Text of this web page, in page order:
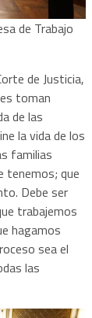
de Trabajo
de Justicia,
toman
de las
la vida de los
familias
tenemos; que
Debe ser
trabajemos
hagamos
sea el
las